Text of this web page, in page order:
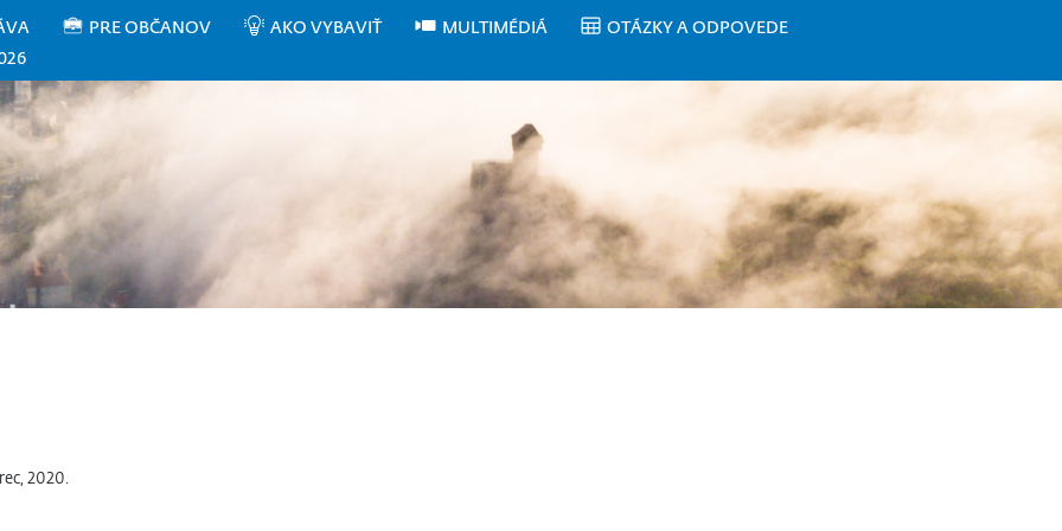
PRE OBČANOV AKO VYBAVIŤ MULTIMÉDIÁ
OTÁZKY A ODPOVEDE
2020.